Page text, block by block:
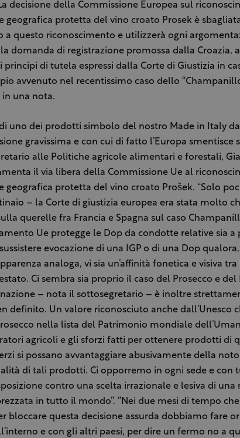
decisione della Commissione Europea sul
geografica protetta del vino croato Prosek è
a questo riconoscimento e utilizzerà ogni
domanda di registrazione promossa dalla Croazia,
principi di tutela espressi dalla Corte di Giustizia in
avvenuto nel recentissimo caso dello
in una nota.
uno dei prodotti simbolo del nostro Made in Italy
gravissima e con cui di fatto l’Europa smentisce
alle Politiche agricole alimentari e forestali,
il via libera della Commissione Ue al
geografica protetta del vino croato Prošek. “Solo
– la Corte di giustizia europea era stata molto
querelle fra Francia e Spagna sul caso
Ue protegge le Dop da condotte relative sia a
evocazione di una IGP o di una Dop
analoga, vi sia un’affinità fonetica e visiva tra
Ci sembra sia proprio il caso del Prosecco e del
– nota il sottosegretario – è inoltre
definito. Un valore riconosciuto anche dall’Unesco
nella lista del Patrimonio mondiale
agricoli e gli sforzi fatti per ottenere prodotti di
si possano avvantaggiare abusivamente della
di tali prodotti. Ci opporremo in ogni sede e con
contro una scelta irrazionale e lesiva di una
in tutto il mondo”. “Nei due mesi di tempo
bloccare questa decisione assurda dobbiamo fare
e con gli altri paesi, per dire un fermo no a